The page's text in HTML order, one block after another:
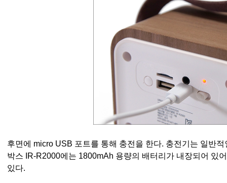
후면에 micro USB 포트를 통해 충전을 한다. 충전기는 일반
박스 IR-R2000에는 1800mAh 용량의 배터리가 내장되어 있
있다.